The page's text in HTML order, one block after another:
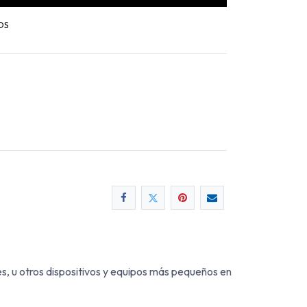
u otros dispositivos y equipos más pequeños en